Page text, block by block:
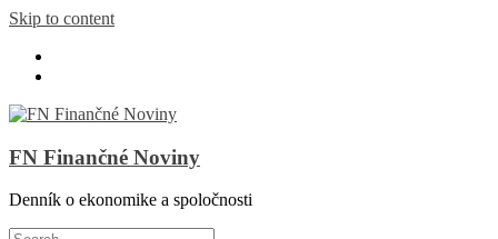
Skip to content
FN Finančné Noviny
Denník o ekonomike a spoločnosti